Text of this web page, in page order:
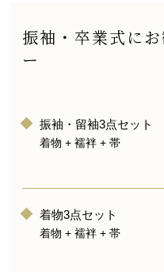
振袖・卒業式に
ー
振袖・留袖3点セット
着物 + 襦袢 + 帯
着物3点セット
着物 + 襦袢 + 帯